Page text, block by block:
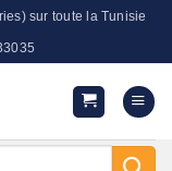
sur toute la Tunisie